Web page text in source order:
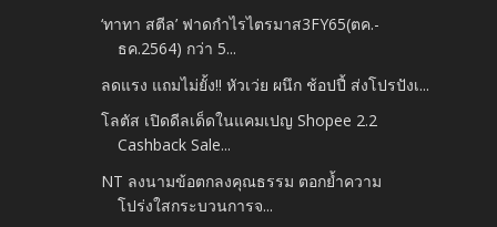
‘ทาทา สตีล’ ฟาดกำไรไตรมาส3FY65(ตค.-
ธค.2564) กว่า 5...
ลดแรง แถมไม่ยั้ง!! หัวเว่ย ผนึก ช้อปปี้ ส่งโปรปังเ...
โลตัส เปิดดีลเด็ดในแคมเปญ Shopee 2.2
Cashback Sale...
NT ลงนามข้อตกลงคุณธรรม ตอกย้ำความ
โปร่งใสกระบวนการจ...